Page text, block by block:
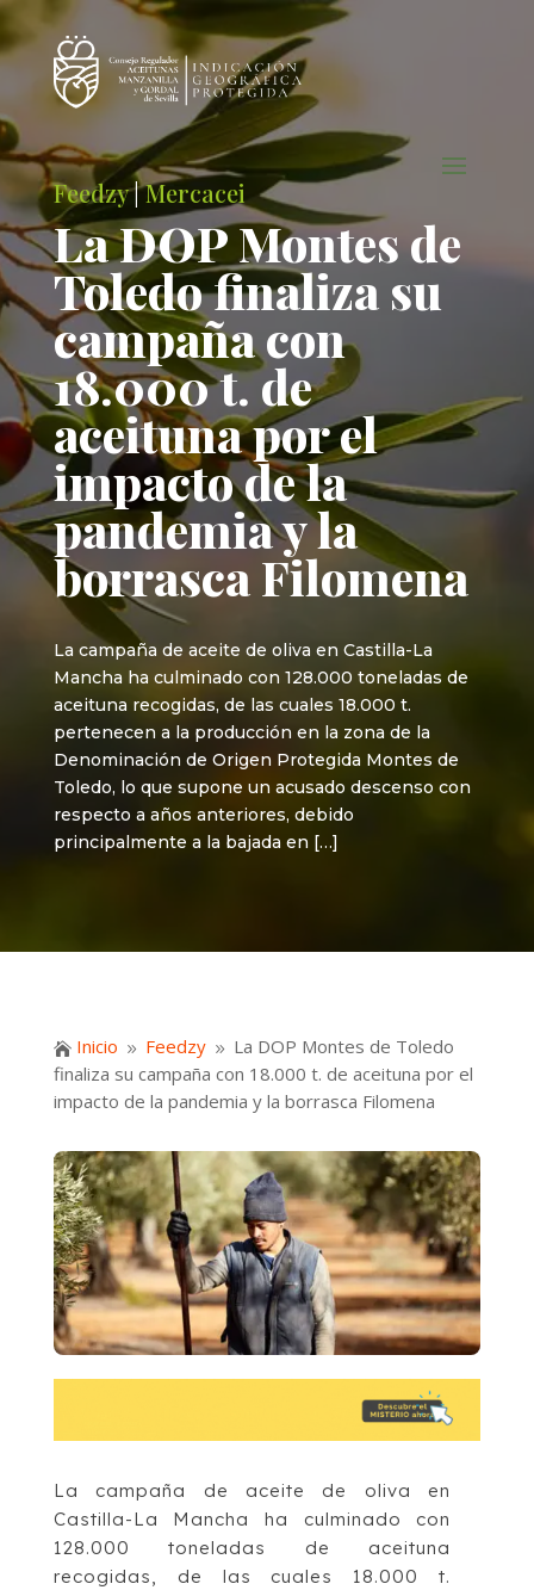
Feedzy|Mercacei
La DOP Montes de
Toledo finaliza su
campaña con
18.000 t. de
aceituna por el
impacto de la
pandemia y la
borrasca Filomena
La campaña de aceite de oliva en Castilla-La
Mancha ha culminado con 128.000 toneladas de
aceituna recogidas, de las cuales 18.000 t.
pertenecen a la producción en la zona de la
Denominación de Origen Protegida Montes de
Toledo, lo que supone un acusado descenso con
respecto a años anteriores, debido
principalmente a la bajada en […]
 Inicio 9 Feedzy 9 La DOP Montes de Toledo
finaliza su campaña con 18.000 t. de aceituna por el
impacto de la pandemia y la borrasca Filomena
La campaña de aceite de oliva en
Castilla-La Mancha ha culminado con
128.000 toneladas de aceituna
recogidas, de las cuales 18.000 t.